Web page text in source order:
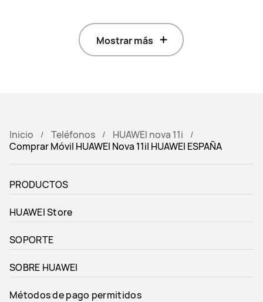
Mostrar más
Inicio Teléfonos
HUAWEI nova 11i
Comprar Móvil HUAWEI Nova 11i| HUAWEI ESPAÑA
PRODUCTOS
HUAWEI Store
SOPORTE
SOBRE HUAWEI
Métodos de pago permitidos